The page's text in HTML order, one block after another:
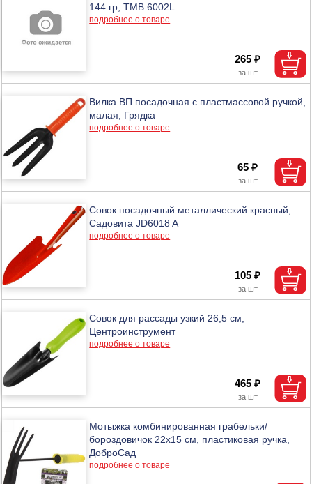
144 гр, ТМВ 6002L
подробнее о товаре
265 ₽
Вилка ВП посадочная с пластмассовой ручкой,
малая, Грядка
подробнее о товаре
65 ₽
Совок посадочный металлический красный,
Садовита JD6018 A
подробнее о товаре
105 ₽
Совок для рассады узкий 26,5 см,
Центроинструмент
подробнее о товаре
465 ₽
Мотыжка комбинированная грабельки/
бороздовичок 22х15 см, пластиковая ручка,
ДоброСад
подробнее о товаре